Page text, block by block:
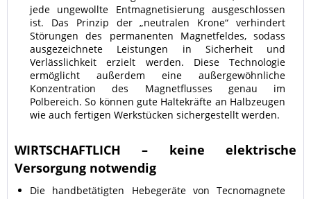
jede ungewollte Entmagnetisierung ausgeschlossen
ist. Das Prinzip der „neutralen Krone“ verhindert
Störungen des permanenten Magnetfeldes, sodass
ausgezeichnete Leistungen in Sicherheit und
Verlässlichkeit erzielt werden. Diese Technologie
ermöglicht außerdem eine außergewöhnliche
Konzentration des Magnetflusses genau im
Polbereich. So können gute Haltekräfte an Halbzeugen
wie auch fertigen Werkstücken sichergestellt werden.
WIRTSCHAFTLICH – keine elektrische
Versorgung notwendig
Die handbetätigten Hebegeräte von Tecnomagnete